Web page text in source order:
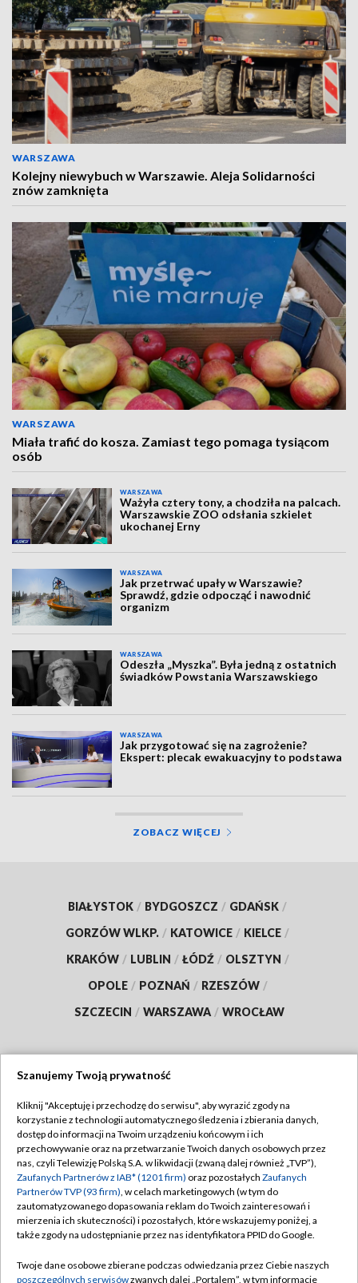
WARSZAWA
Kolejny niewybuch w Warszawie. Aleja Solidarności
znów zamknięta
WARSZAWA
Miała trafić do kosza. Zamiast tego pomaga tysiącom
osób
WARSZAWA
Ważyła cztery tony, a chodziła na palcach.
Warszawskie ZOO odsłania szkielet
ukochanej Erny
WARSZAWA
Jak przetrwać upały w Warszawie?
Sprawdź, gdzie odpocząć i nawodnić
organizm
WARSZAWA
Odeszła „Myszka”. Była jedną z ostatnich
świadków Powstania Warszawskiego
WARSZAWA
Jak przygotować się na zagrożenie?
Ekspert: plecak ewakuacyjny to podstawa
ZOBACZ WIĘCEJ
BIAŁYSTOK / BYDGOSZCZ / GDAŃSK /
GORZÓW WLKP. / KATOWICE / KIELCE /
KRAKÓW / LUBLIN / ŁÓDŹ / OLSZTYN /
OPOLE / POZNAŃ / RZESZÓW /
SZCZECIN / WARSZAWA / WROCŁAW
TVP
Abonament TVP
Emisja w TVP
Centrum informacji TVP
Naziemna Telewizja Cyfrowa
Rada Programowa
Regulamin TVP
Polityka prywatności
Moje zgody
Pomoc
Szanujemy Twoją prywatność
Kliknij "Akceptuję i przechodzę do serwisu", aby wyrazić zgody na
korzystanie z technologii automatycznego śledzenia i zbierania danych,
dostęp do informacji na Twoim urządzeniu końcowym i ich
przechowywanie oraz na przetwarzanie Twoich danych osobowych przez
nas, czyli Telewizję Polską S.A. w likwidacji (zwaną dalej również „TVP”),
Zaufanych Partnerów z IAB* (1201 firm) oraz pozostałych Zaufanych
Partnerów TVP (93 firm), w celach marketingowych (w tym do
zautomatyzowanego dopasowania reklam do Twoich zainteresowań i
mierzenia ich skuteczności) i pozostałych, które wskazujemy poniżej, a
także zgody na udostępnianie przez nas identyfikatora PPID do Google.
Twoje dane osobowe zbierane podczas odwiedzania przez Ciebie naszych
poszczególnych serwisówzwanych dalej „Portalem”, w tym informacje